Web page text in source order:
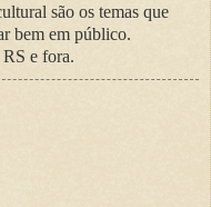
são os temas que
bem em público.
e fora.